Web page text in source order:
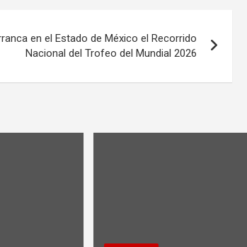
en el Estado de México el Recorrido
Nacional del Trofeo del Mundial 2026